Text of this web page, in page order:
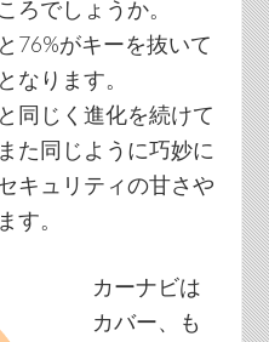
ろでしょうか。
76%がキーを抜いて
なります。
同じく進化を続けて
た同じように巧妙に
キュリティの甘さや
す。
カーナビは
カバー、も